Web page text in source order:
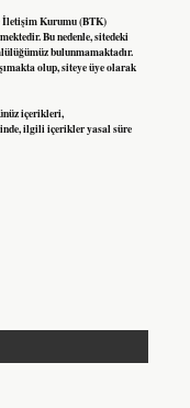
İletişim Kurumu (BTK)
Bu nedenle, sitedeki
bulunmamaktadır.
olup, siteye üye olarak
içerikleri,
ilgili içerikler yasal süre